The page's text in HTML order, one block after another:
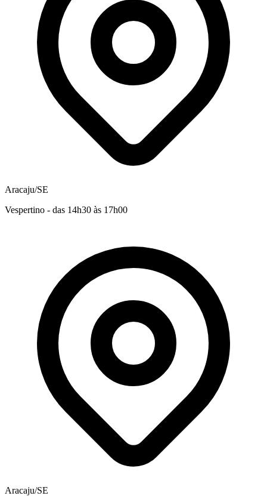
Aracaju/SE
Vespertino - das 14h30 às 17h00
Aracaju/SE